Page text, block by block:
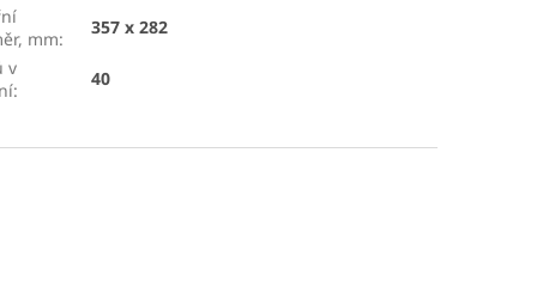
mm:
357 x 282
v
:
40